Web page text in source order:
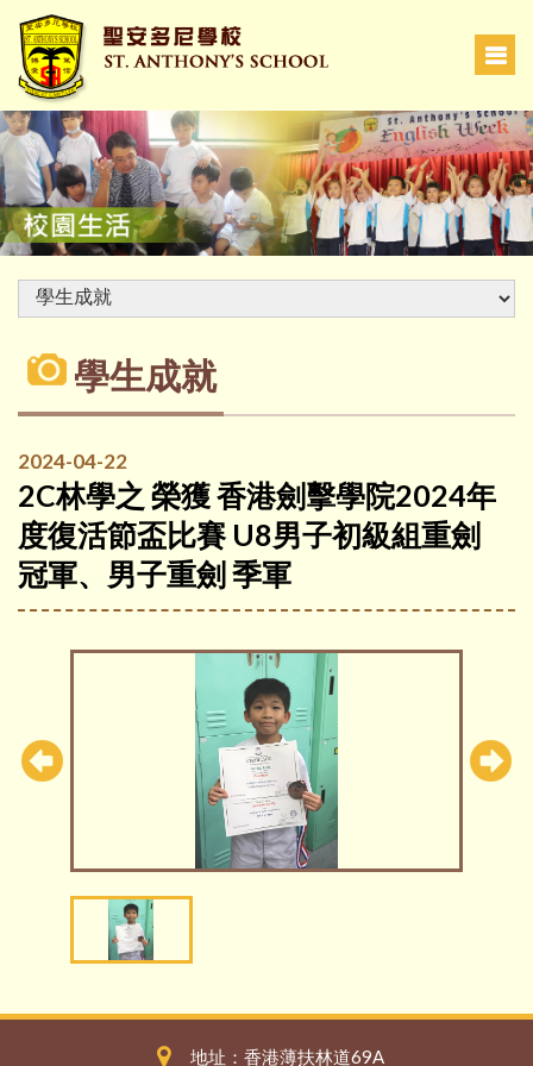
學生成就
2024-04-22
2C林學之 榮獲 香港劍擊學院2024年
度復活節盃比賽 U8男子初級組重劍
冠軍、男子重劍 季軍
地址：香港薄扶林道69A